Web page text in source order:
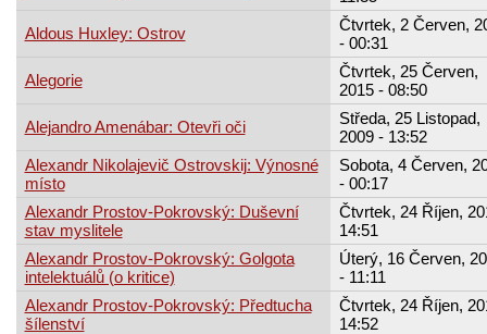
Aldous Huxley: Ostrov
Čtvrtek, 2 Červen,
- 00:31
Alegorie
Čtvrtek, 25 Červen,
2015 - 08:50
Alejandro Amenábar: Otevři oči
Středa, 25 Listopad,
2009 - 13:52
Alexandr Nikolajevič Ostrovskij: Výnosné
místo
Sobota, 4 Červen,
- 00:17
Alexandr Prostov-Pokrovský: Duševní
stav myslitele
Čtvrtek, 24 Říjen,
14:51
Alexandr Prostov-Pokrovský: Golgota
intelektuálů (o kritice)
Úterý, 16 Červen,
- 11:11
Alexandr Prostov-Pokrovský: Předtucha
šílenství
Čtvrtek, 24 Říjen,
14:52